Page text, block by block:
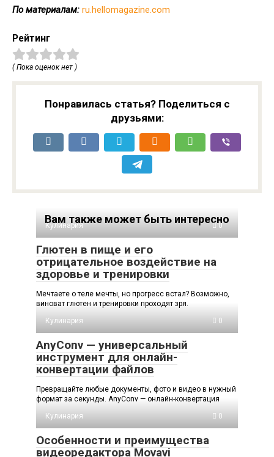
По материалам: ru.hellomagazine.com
Рейтинг
( Пока оценок нет )
Понравилась статья? Поделиться с
друзьями:
Вам также может быть интересно
Кулинария 0
Глютен в пище и его
отрицательное воздействие на
здоровье и тренировки
Мечтаете о теле мечты, но прогресс встал? Возможно,
виноват глютен и тренировки проходят зря.
Кулинария
0
AnyConv — универсальный
инструмент для онлайн-
конвертации файлов
Превращайте любые документы, фото и видео в нужный
формат за секунды. AnyConv — онлайн-конвертация
Кулинария
0
Особенности и преимущества
видеоредактора Movavi